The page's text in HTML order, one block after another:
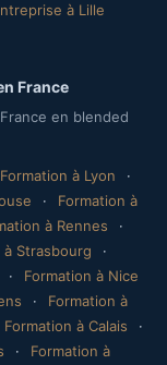
à Lille
France
en blended
Formation à Lyon
·
·
Formation à
à Rennes
·
à Strasbourg
·
·
Formation à Nice
·
Formation à
Formation à Calais
·
· Formation à